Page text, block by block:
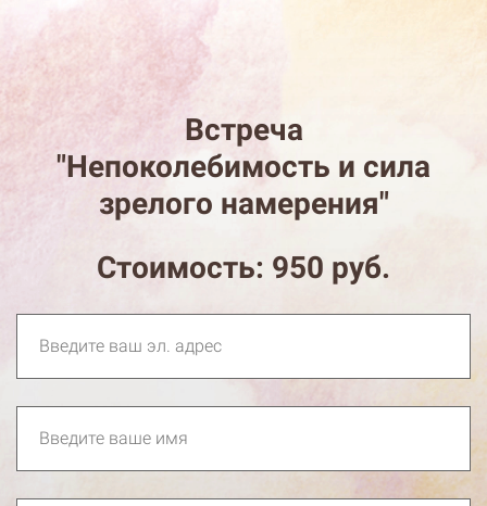
Встреча
"Непоколебимость и сила
зрелого намерения"
Стоимость: 950 руб.